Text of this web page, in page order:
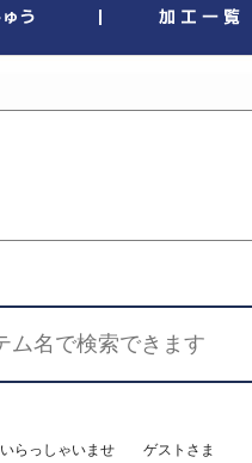
いらっしゃいませ ゲストさま